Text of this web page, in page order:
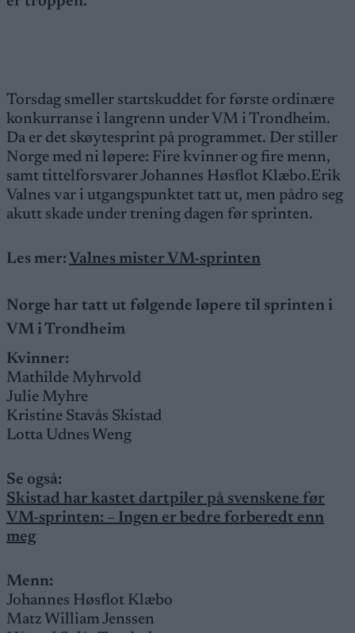
Torsdag smeller startskuddet for første ordinære
konkurranse i langrenn under VM i Trondheim.
Da er det skøytesprint på programmet. Der stiller
Norge med ni løpere: Fire kvinner og fire menn,
samt tittelforsvarer Johannes Høsflot Klæbo.Erik
Valnes var i utgangspunktet tatt ut, men pådro seg
akutt skade under trening dagen før sprinten.
Les mer: Valnes mister VM-sprinten
Norge har tatt ut følgende løpere til sprinten i
VM i Trondheim
Kvinner:
Mathilde Myhrvold
Julie Myhre
Kristine Stavås Skistad
Lotta Udnes Weng
Se også:
Skistad har kastet dartpiler på svenskene før
VM-sprinten: – Ingen er bedre forberedt enn
meg
Menn:
Johannes Høsflot Klæbo
Matz William Jenssen